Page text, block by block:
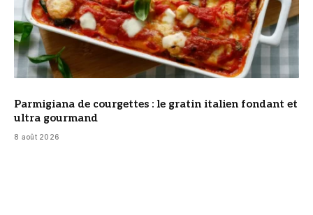
Parmigiana de courgettes : le gratin italien fondant et
ultra gourmand
8 août 2026